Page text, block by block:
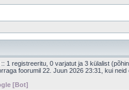
1 registreeritu, 0 varjatut ja 3 külalist
foorumil 22. Juun 2026 23:31, kui neid
[Bot]